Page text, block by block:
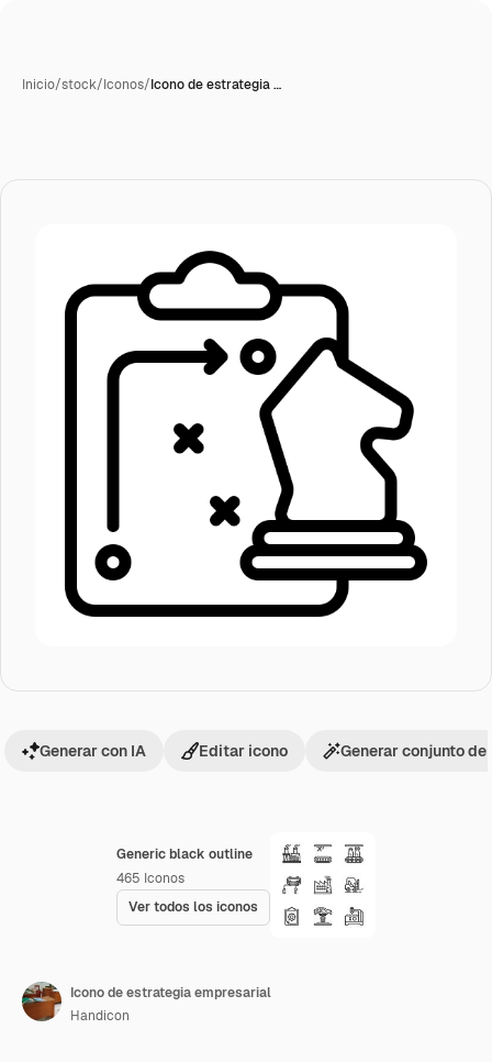
Inicio/stock/Iconos/Icono de estrategia …
Generic black outline
465 Iconos
Ver todos los iconos
Generar con IA Editar icono Generar conjunto de
Icono de estrategia empresarial
Handicon